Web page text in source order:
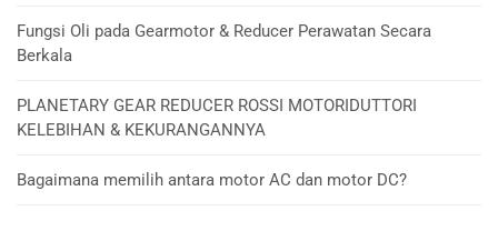
Fungsi Oli pada Gearmotor & Reducer Perawatan Secara
Berkala
PLANETARY GEAR REDUCER ROSSI MOTORIDUTTORI
KELEBIHAN & KEKURANGANNYA
Bagaimana memilih antara motor AC dan motor DC?